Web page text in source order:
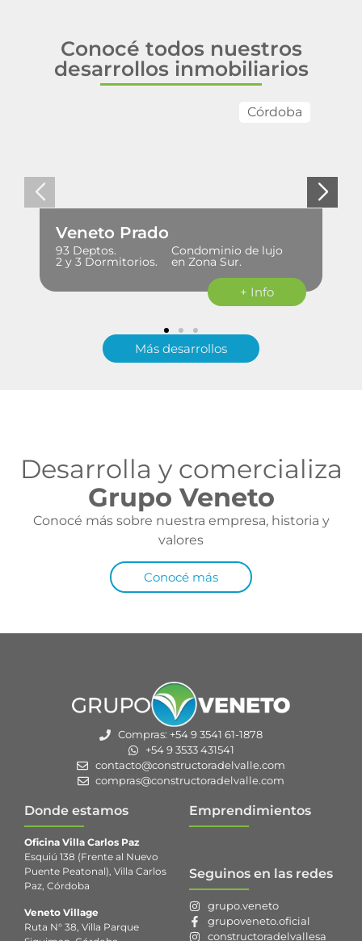
Conocé todos nuestros
desarrollos inmobiliarios
Córdoba
Veneto Prado
93 Deptos.
2 y 3 Dormitorios.
Condominio de lujo
en Zona Sur.
+ Info
Más desarrollos
Desarrolla y comercializa
Grupo Veneto
Conocé más sobre nuestra empresa, historia y
valores
Conocé más
Compras: +54 9 3541 61-1878
+54 9 3533 431541
contacto@constructoradelvalle.com
compras@constructoradelvalle.com
Donde estamos
Oficina Villa Carlos Paz
Esquiú 138 (Frente al Nuevo
Puente Peatonal), Villa Carlos
Paz, Córdoba
Veneto Village
Ruta N° 38, Villa Parque
Emprendimientos
Seguinos en las redes
grupo.veneto
grupoveneto.oficial
constructoradelvallesa